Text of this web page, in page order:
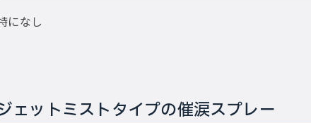
になし
ェットミストタイプの催涙スプレー